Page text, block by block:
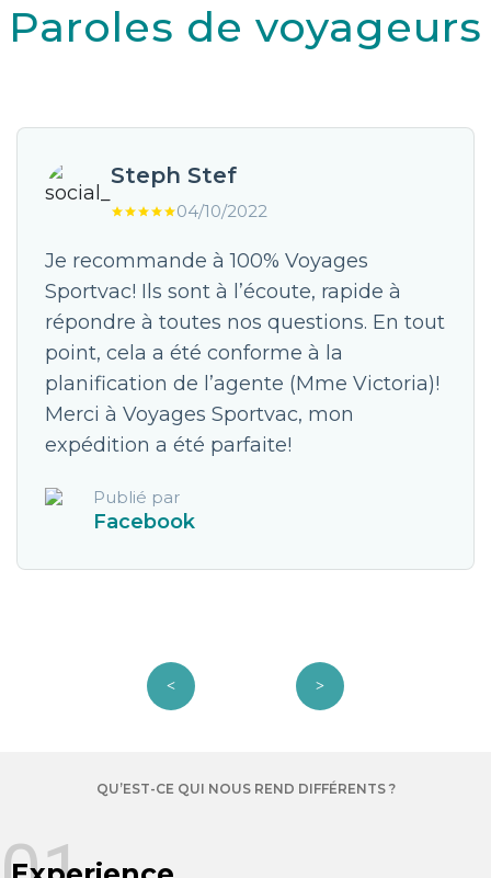
Paroles de voyageurs
Steph Stef
04/10/2022
Je recommande à 100% Voyages
Sportvac! Ils sont à l’écoute, rapide à
répondre à toutes nos questions. En tout
point, cela a été conforme à la
planification de l’agente (Mme Victoria)!
Merci à Voyages Sportvac, mon
expédition a été parfaite!
Publié par
Facebook
QU’EST-CE QUI NOUS REND DIFFÉRENTS ?